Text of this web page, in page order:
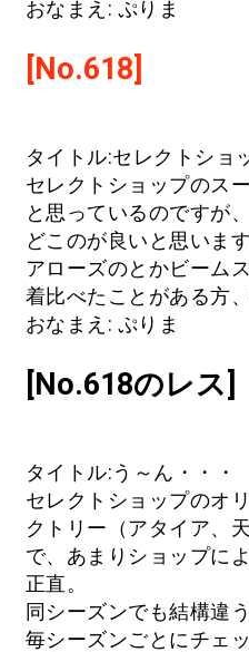
おなまえ: ぷりま
[No.618]
タイトル:セレクトショ
セレクトショップのス
と思っているのですが、
どこのが良いと思いま
アローズのとかビーム
着比べたことがある方
おなまえ: ぷりま
[No.618のレス]
タイトル:う～ん・・・
セレクトショップのオ
クトリー（アタイア、
で、あまりショップに
正直。
同シーズンでも結構違
毎シーズンごとにチェ